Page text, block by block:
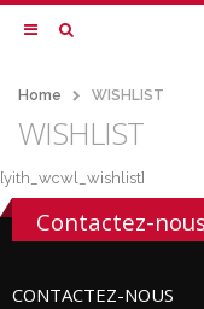
Home WISHLIST
WISHLIST
[yith_wcwl_wishlist]
Contactez-nous
CONTACTEZ-NOUS